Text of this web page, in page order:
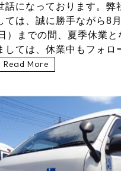
話になっております。弊
ては、誠に勝手ながら8
）までの間、夏季休業と
しては、休業中もフォロ
Read More